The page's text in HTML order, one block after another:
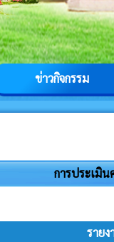
ข่าวกิจกรรม
การประเมิ
ราย